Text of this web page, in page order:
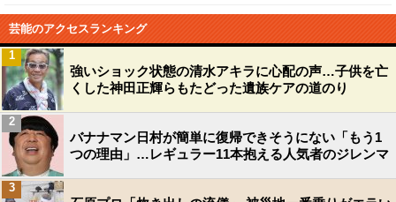
芸能のアクセスランキング
強いショック状態の清水アキラに心配の声…子供を亡
くした神田正輝らもたどった遺族ケアの道のり
1
バナナマン日村が簡単に復帰できそうにない「もう1
つの理由」…レギュラー11本抱える人気者のジレンマ
2
3